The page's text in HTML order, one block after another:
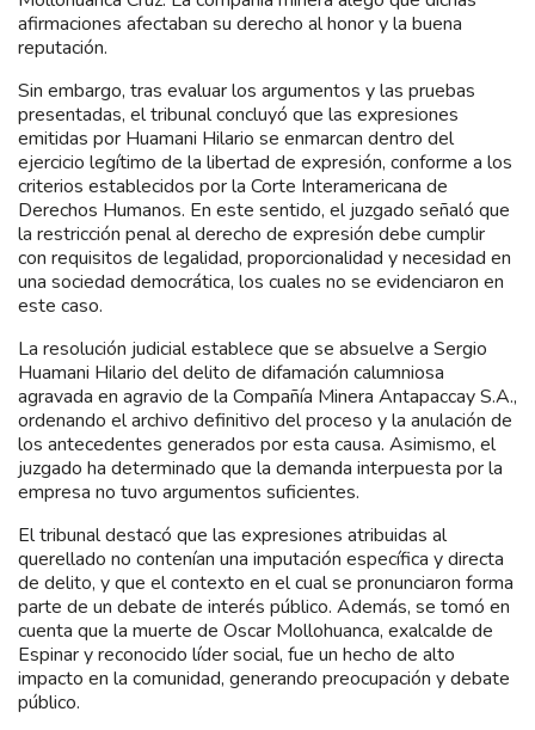
afirmaciones afectaban su derecho al honor y la buena
reputación.
Sin embargo, tras evaluar los argumentos y las pruebas
presentadas, el tribunal concluyó que las expresiones
emitidas por Huamani Hilario se enmarcan dentro del
ejercicio legítimo de la libertad de expresión, conforme a los
criterios establecidos por la Corte Interamericana de
Derechos Humanos. En este sentido, el juzgado señaló que
la restricción penal al derecho de expresión debe cumplir
con requisitos de legalidad, proporcionalidad y necesidad en
una sociedad democrática, los cuales no se evidenciaron en
este caso.
La resolución judicial establece que se absuelve a Sergio
Huamani Hilario del delito de difamación calumniosa
agravada en agravio de la Compañía Minera Antapaccay S.A.,
ordenando el archivo definitivo del proceso y la anulación de
los antecedentes generados por esta causa. Asimismo, el
juzgado ha determinado que la demanda interpuesta por la
empresa no tuvo argumentos suficientes.
El tribunal destacó que las expresiones atribuidas al
querellado no contenían una imputación específica y directa
de delito, y que el contexto en el cual se pronunciaron forma
parte de un debate de interés público. Además, se tomó en
cuenta que la muerte de Oscar Mollohuanca, exalcalde de
Espinar y reconocido líder social, fue un hecho de alto
impacto en la comunidad, generando preocupación y debate
público.